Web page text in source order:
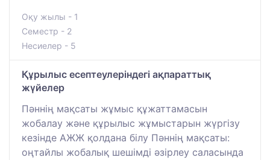
Оқу жылы - 1
Семестр - 2
Несиелер - 5
Құрылыс есептеулеріндегі ақпараттық
жүйелер
Пәннің мақсаты жұмыс құжаттамасын
жобалау және құрылыс жұмыстарын жүргізу
кезінде АЖЖ қолдана білу Пәннің мақсаты:
оңтайлы жобалық шешімді әзірлеу саласында